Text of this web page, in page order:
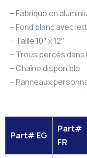
– Fabriqué en
– Fond blanc avec
– Taille 10″ x 12″
– Trous percés dans
– Chaîne disponible
– Panneaux
Part# EG
Part#
FR